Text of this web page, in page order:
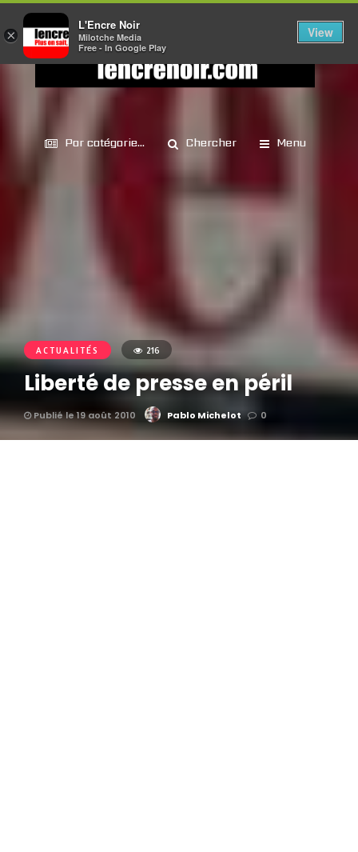
Par catégorie... Chercher Menu
ACTUALITÉS 216
Liberté de presse en péril
Publié le 19 août 2010 Pablo Michelot 0
×
L'Encre Noir
Milotche Media
Free - In Google Play
View